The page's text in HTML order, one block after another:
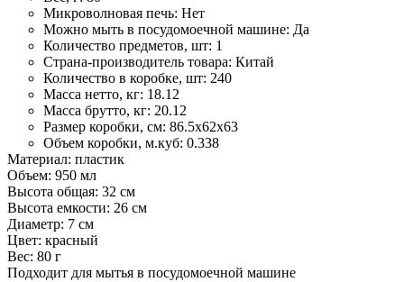
Микроволновая печь: Нет
Можно мыть в посудомоечной машине: Да
Количество предметов, шт: 1
Страна-производитель товара: Китай
Количество в коробке, шт: 240
Масса нетто, кг: 18.12
Масса брутто, кг: 20.12
Размер коробки, см: 86.5х62х63
Объем коробки, м.куб: 0.338
Материал: пластик
Объем: 950 мл
Высота общая: 32 см
Высота емкости: 26 см
Диаметр: 7 см
Цвет: красный
Вес: 80 г
Подходит для мытья в посудомоечной машине